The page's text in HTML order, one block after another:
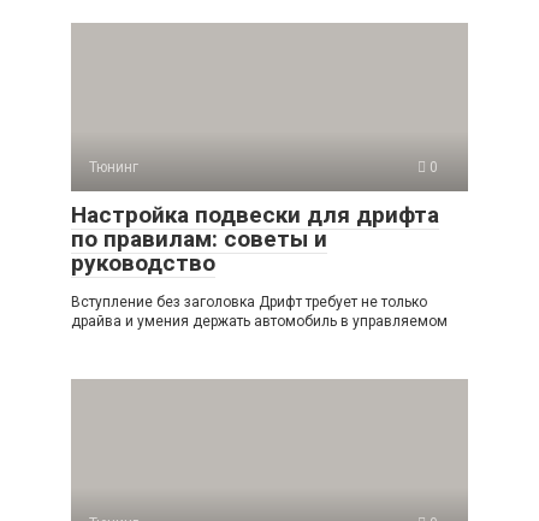
Тюнинг 0
Настройка подвески для дрифта
по правилам: советы и
руководство
Вступление без заголовка Дрифт требует не только
драйва и умения держать автомобиль в управляемом